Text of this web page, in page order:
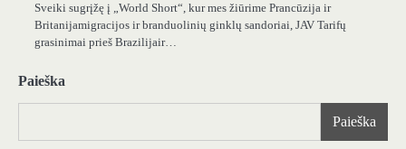
Sveiki sugrįžę į „World Short“, kur mes žiūrime Prancūzija ir
Britanijamigracijos ir branduolinių ginklų sandoriai, JAV Tarifų
grasinimai prieš Brazilijair…
Paieška
Paieška